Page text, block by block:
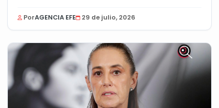
PorAGENCIA EFE 29 de julio, 2026